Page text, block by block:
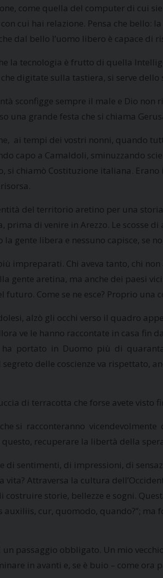
come quella del computer di cui
cui hai relazione. Pensa che
dal bello l’uomo libero è capace di
la tecnologia è frutto di quella
digitate sulla tastiera, si serve
sconfigge sempre il male e Dio
una grande festa che si chiama
tempi dei vostri nonni, quando
capo a Camaldoli, sminuzzando
si chiamò Costituzione italiana.
del territorio aretino per una
di venire in Arezzo. Le scosse
gente libera e nessuno capisce, se
impreparati. Chi aveva tanto, chi
gente aretina, ma anche dei paesi
Come se ne esce? Proprio
alzò gli occhi verso il quadro
ve le hanno raccontate in casa fin
ha portato in Duomo più di
delle coscienze va rispettato,
di terracotta che forse avete visto
che si racconteranno
recuperare la libertà della
sentimenti, di impressioni, di
Attraversa la cultura
costruire storie, bellezze e sogni.
cur, quomodo, quando?”;
un passaggio obbligato. Un mio
in avanti e, se è buio – come ora